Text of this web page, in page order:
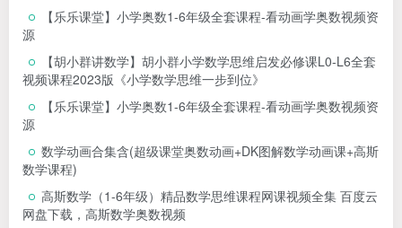
【乐乐课堂】小学奥数1-6年级全套课程-看动画学奥数视频资
源
【胡小群讲数学】胡小群小学数学思维启发必修课L0-L6全套
视频课程2023版《小学数学思维一步到位》
【乐乐课堂】小学奥数1-6年级全套课程-看动画学奥数视频资
源
数学动画合集含(超级课堂奥数动画+DK图解数学动画课+高斯
数学课程)
高斯数学（1-6年级）精品数学思维课程网课视频全集 百度云
网盘下载，高斯数学奥数视频